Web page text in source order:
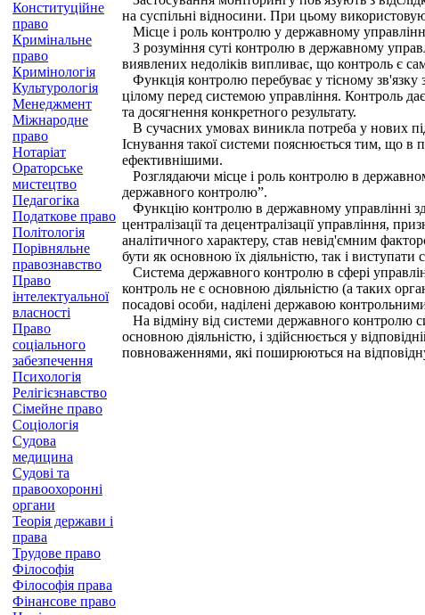
Конституційне
право
Кримінальне
право
Кримінологія
Культурологія
Менеджмент
Міжнародне
право
Нотаріат
Ораторське
мистецтво
Педагогіка
Податкове право
Політологія
Порівняльне
правознавство
Право
інтелектуальної
власності
Право
соціального
забезпечення
Психологія
Релігієзнавство
Сімейне право
Соціологія
Судова
медицина
Судові та
правоохоронні
органи
Теорія держави і
права
Трудове право
Філософія
Філософія права
Фінансове право
на суспільні відносини. При цьому
Місце і роль контролю у державному
З розуміння суті контролю в державному
виявлених недоліків випливає, що контроль є
Функція контролю перебуває у тісному зв'язку
цілому перед системою управління. Контроль
та досягнення конкретного результату.
В сучасних умовах виникла потреба у нових
Існування такої системи пояснюється тим, що в
ефективнішими.
Розглядаючи місце і роль контролю в
державного контролю”.
Функцію контролю в державному управлінні
централізації та децентралізації управління,
аналітичного характеру, став невід'ємним
бути як основною їх діяльністю, так і виступати
Система державного контролю в сфері
контроль не є основною діяльністю (а таких
посадові особи, наділені державою
На відміну від системи державного контролю
основною діяльністю, і здійснюється у
повноваженнями, які поширюються на